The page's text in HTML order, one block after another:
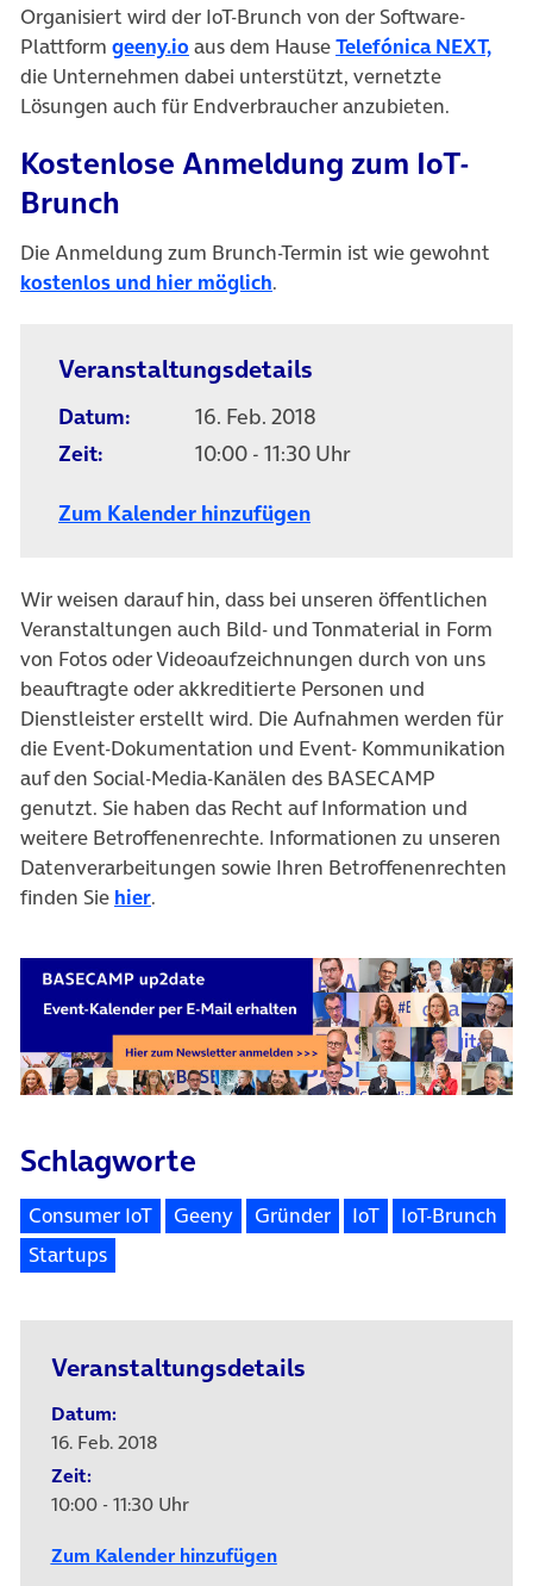
Organisiert wird der IoT-Brunch von der Software-
Plattform geeny.io aus dem HauseTelefónica NEXT,
die Unternehmen dabei unterstützt, vernetzte
Lösungen auch für Endverbraucher anzubieten.
Kostenlose Anmeldung zum IoT-
Brunch
Die Anmeldung zum Brunch-Termin ist wie gewohnt
kostenlos und hier möglich.
Veranstaltungsdetails
Datum:
16. Feb. 2018
Zeit:
10:00 - 11:30 Uhr
Zum Kalender hinzufügen
Wir weisen darauf hin, dass bei unseren öffentlichen
Veranstaltungen auch Bild- und Tonmaterial in Form
von Fotos oder Videoaufzeichnungen durch von uns
beauftragte oder akkreditierte Personen und
Dienstleister erstellt wird. Die Aufnahmen werden für
die Event-Dokumentation und Event- Kommunikation
auf den Social-Media-Kanälen des BASECAMP
genutzt. Sie haben das Recht auf Information und
weitere Betroffenenrechte. Informationen zu unseren
Datenverarbeitungen sowie Ihren Betroffenenrechten
finden Sie hier.
Schlagworte
Consumer IoT Geeny Gründer IoT
IoT-Brunch
Startups
Veranstaltungsdetails
Datum:
16. Feb. 2018
Zeit:
10:00 - 11:30 Uhr
Zum Kalender hinzufügen